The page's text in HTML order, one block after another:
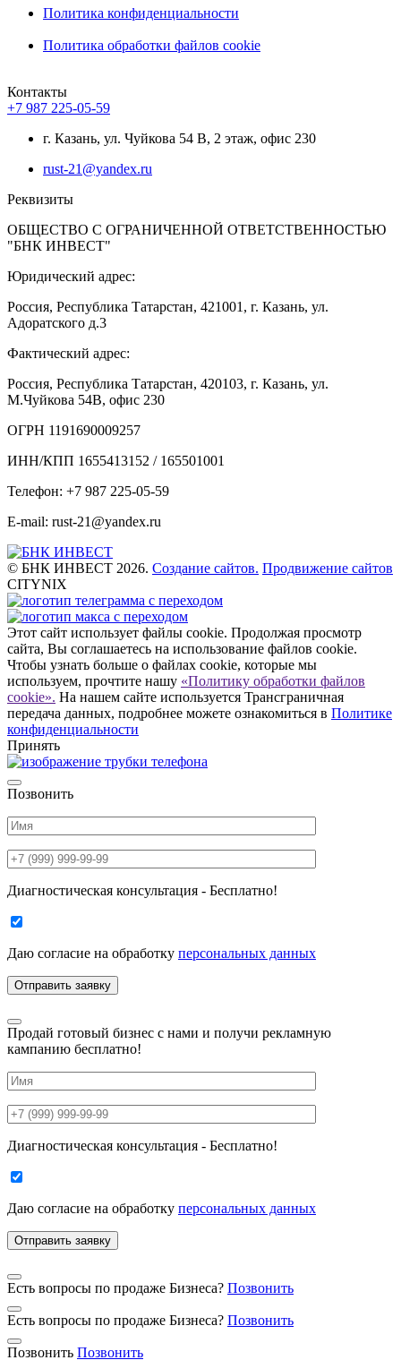
Политика конфиденциальности
Политика обработки файлов cookie
Контакты
+7 987 225-05-59
г. Казань, ул. Чуйкова 54 В, 2 этаж, офис 230
rust-21@yandex.ru
Реквизиты
ОБЩЕСТВО С ОГРАНИЧЕННОЙ ОТВЕТСТВЕННОСТЬЮ
"БНК ИНВЕСТ"
Юридический адрес:
Россия, Республика Татарстан, 421001, г. Казань, ул.
Адоратского д.3
Фактический адрес:
Россия, Республика Татарстан, 420103, г. Казань, ул.
М.Чуйкова 54В, офис 230
ОГРН 1191690009257
ИНН/КПП 1655413152 / 165501001
Телефон: +7 987 225-05-59
E-mail: rust-21@yandex.ru
© БНК ИНВЕСТ 2026. Создание сайтов. Продвижение сайтов
CITYNIX
Этот сайт использует файлы cookie. Продолжая просмотр
сайта, Вы соглашаетесь на использование файлов cookie.
Чтобы узнать больше о файлах cookie, которые мы
используем, прочтите нашу «Политику обработки файлов
cookie». На нашем сайте используется Трансграничная
передача данных, подробнее можете ознакомиться в Политике
конфиденциальности
Принять
Позвонить
Диагностическая консультация - Бесплатно!
Даю согласие на обработку персональных данных
Продай готовый бизнес с нами и получи рекламную
кампанию бесплатно!
Диагностическая консультация - Бесплатно!
Даю согласие на обработку персональных данных
Есть вопросы по продаже Бизнеса? Позвонить
Есть вопросы по продаже Бизнеса? Позвонить
Позвонить Позвонить